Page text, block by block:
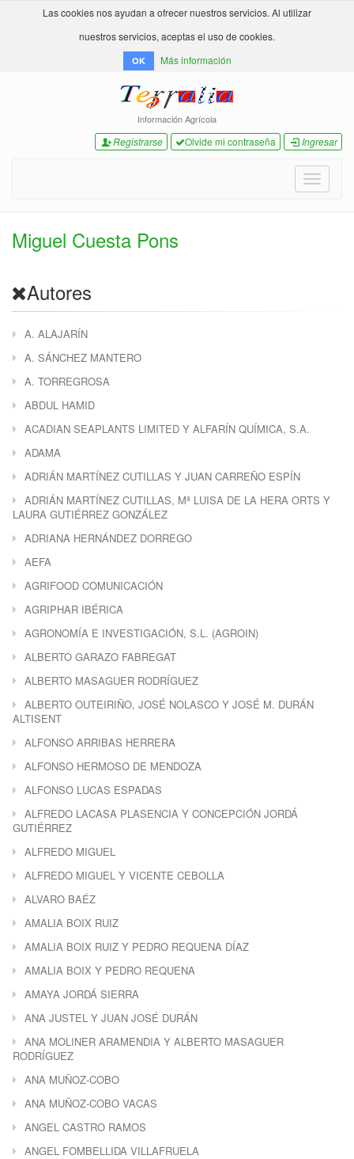
Las cookies nos ayudan a ofrecer nuestros servicios. Al utilizar
nuestros servicios, aceptas el uso de cookies.
OK Más información
Información Agrícola
Registrarse Olvide mi contraseña Ingresar
Toggle
Miguel Cuesta Pons
Autores
A. ALAJARÍN
A. SÁNCHEZ MANTERO
A. TORREGROSA
ABDUL HAMID
ACADIAN SEAPLANTS LIMITED Y ALFARÍN QUÍMICA, S.A.
ADAMA
ADRIÁN MARTÍNEZ CUTILLAS Y JUAN CARREÑO ESPÍN
ADRIÁN MARTÍNEZ CUTILLAS, Mª LUISA DE LA HERA ORTS Y
LAURA GUTIÉRREZ GONZÁLEZ
ADRIANA HERNÁNDEZ DORREGO
AEFA
AGRIFOOD COMUNICACIÓN
AGRIPHAR IBÉRICA
AGRONOMÍA E INVESTIGACIÓN, S.L. (AGROIN)
ALBERTO GARAZO FABREGAT
ALBERTO MASAGUER RODRÍGUEZ
ALBERTO OUTEIRIÑO, JOSÉ NOLASCO Y JOSÉ M. DURÁN
ALTISENT
ALFONSO ARRIBAS HERRERA
ALFONSO HERMOSO DE MENDOZA
ALFONSO LUCAS ESPADAS
ALFREDO LACASA PLASENCIA Y CONCEPCIÓN JORDÁ
GUTIÉRREZ
ALFREDO MIGUEL
ALFREDO MIGUEL Y VICENTE CEBOLLA
ALVARO BAÉZ
AMALIA BOIX RUIZ
AMALIA BOIX RUIZ Y PEDRO REQUENA DÍAZ
AMALIA BOIX Y PEDRO REQUENA
AMAYA JORDÁ SIERRA
ANA JUSTEL Y JUAN JOSÉ DURÁN
ANA MOLINER ARAMENDIA Y ALBERTO MASAGUER
RODRÍGUEZ
ANA MUÑOZ-COBO
ANA MUÑOZ-COBO VACAS
ANGEL CASTRO RAMOS
ANGEL FOMBELLIDA VILLAFRUELA